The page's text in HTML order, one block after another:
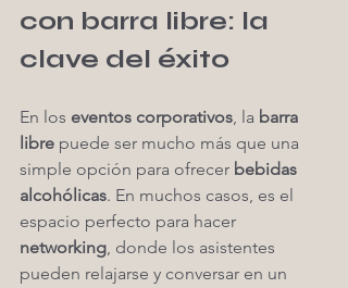
con barra libre: la
clave del éxito
En los eventos corporativos, la barra
libre puede ser mucho más que una
simple opción para ofrecer bebidas
alcohólicas. En muchos casos, es el
espacio perfecto para hacer
networking, donde los asistentes
pueden relajarse y conversar en un